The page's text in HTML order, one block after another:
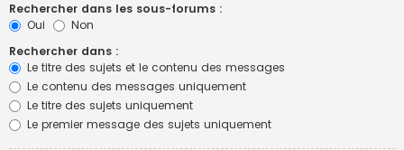
Rechercher dans les sous-forums :
Oui
Non
Rechercher dans :
Le titre des sujets et le contenu des messages
Le contenu des messages uniquement
Le titre des sujets uniquement
Le premier message des sujets uniquement